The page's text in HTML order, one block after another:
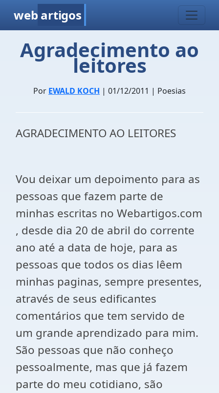
web artigos
Agradecimento ao
leitores
Por EWALD KOCH | 01/12/2011 | Poesias
AGRADECIMENTO AO LEITORES
Vou deixar um depoimento para as
pessoas que fazem parte de
minhas escritas no Webartigos.com
, desde dia 20 de abril do corrente
ano até a data de hoje, para as
pessoas que todos os dias lêem
minhas paginas, sempre presentes,
através de seus edificantes
comentários que tem servido de
um grande aprendizado para mim.
São pessoas que não conheço
pessoalmente, mas que já fazem
parte do meu cotidiano, são